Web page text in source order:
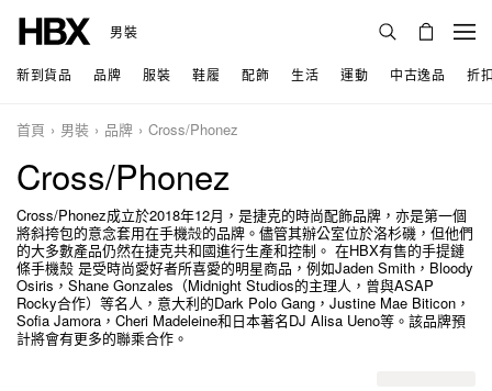
男裝
新到貨品 品牌 服裝 鞋履 配飾 生活 運動 中古逸品 折
首頁 男裝 品牌 Cross/Phonez
Cross/Phonez
Cross/Phonez成立於2018年12月，是捷克的時尚配飾品牌，亦是第一個
將斜挎包的意念套用在手機殻的品牌。儘管其辦公室位於洛杉磯，但他們
的大多數產品仍然在捷克共和國進行生產和控制。 在HBX有售的手提鏈
條手機殼 是受時尚愛好者所喜愛的明星商品，例如Jaden Smith，Bloody
Osiris，Shane Gonzales（Midnight Studios的主理人，曾與ASAP
Rocky合作）等名人，意大利的Dark Polo Gang，Justine Mae Biticon，
Sofia Jamora，Cheri Madeleine和日本著名DJ Alisa Ueno等。該品牌預
計將會有更多的聯乘合作。